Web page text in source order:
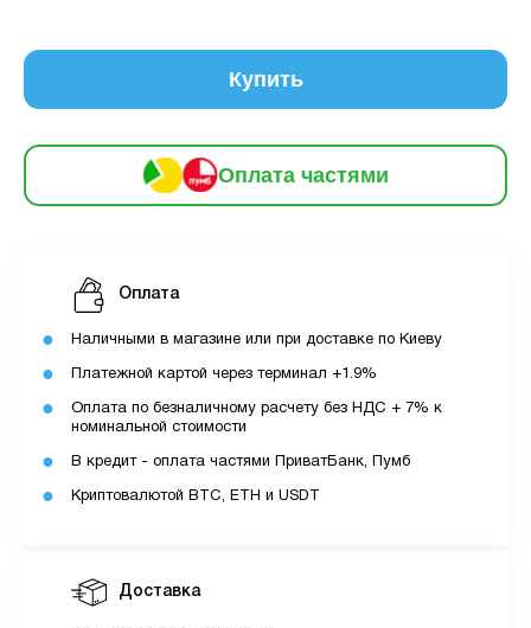
Купить
Оплата частями
придбати товар в розстрочку.
Максимальна сума розстрочки дорівнює
З боку ПУМБ немає жодних прихованих комісій
чи прихованих платежів.
MyCloudStore.
Доставка
Оплата
Наличными в магазине или при доставке по Киеву
Платежной картой через терминал +1.9%
Оплата по безналичному расчету без НДС + 7% к
номинальной стоимости
В кредит - оплата частями ПриватБанк, Пумб
Криптовалютой BTC, ETH и USDT